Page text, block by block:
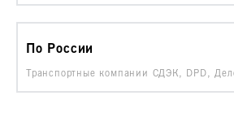
По России
Транспортные компании СДЭК, DPD,